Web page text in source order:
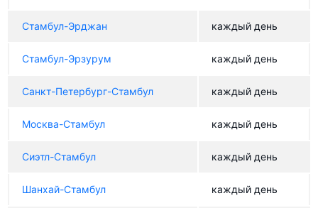
Стамбул-Эрджан каждый день
Стамбул-Эрзурум каждый день
Санкт-Петербург-Стамбул каждый день
Москва-Стамбул каждый день
Сиэтл-Стамбул каждый день
Шанхай-Стамбул каждый день